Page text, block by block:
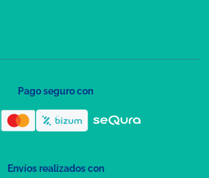
Pago seguro con
Envíos realizados con